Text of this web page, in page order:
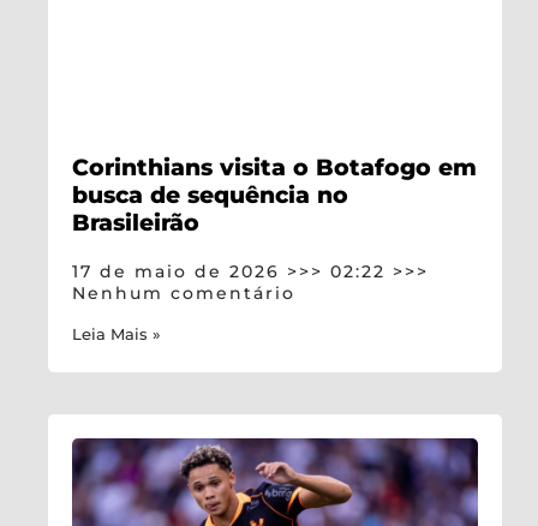
Corinthians visita o Botafogo em
busca de sequência no
Brasileirão
17 de maio de 2026
02:22
Nenhum comentário
Leia Mais »